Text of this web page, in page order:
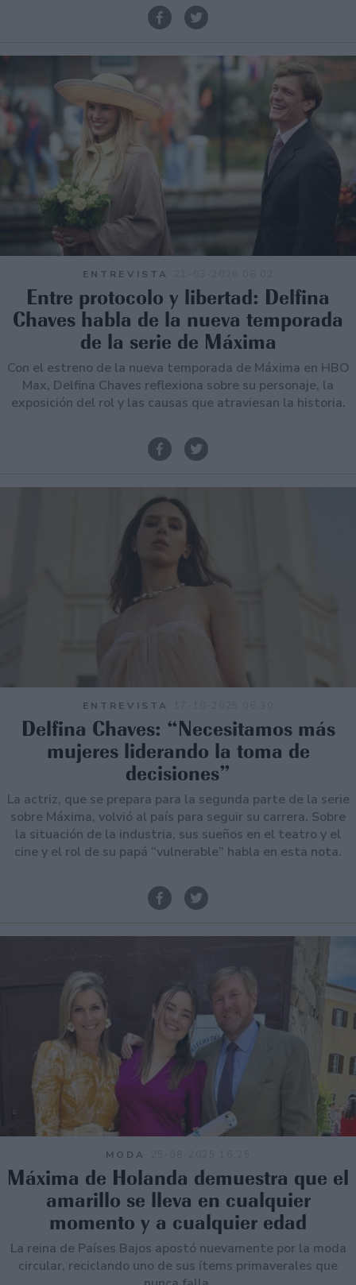
ENTREVISTA
Entre protocolo y libertad: Delfina
Chaves habla de la nueva temporada
de la serie de Máxima
Con el estreno de la nueva temporada de Máxima en HBO
Max, Delfina Chaves reflexiona sobre su personaje, la
exposición del rol y las causas que atraviesan la historia.
ENTREVISTA
Delfina Chaves: “Necesitamos más
mujeres liderando la toma de
decisiones”
La actriz, que se prepara para la segunda parte de la serie
sobre Máxima, volvió al país para seguir su carrera. Sobre
la situación de la industria, sus sueños en el teatro y el
cine y el rol de su papá “vulnerable” habla en esta nota.
MODA
Máxima de Holanda demuestra que el
amarillo se lleva en cualquier
momento y a cualquier edad
La reina de Países Bajos apostó nuevamente por la moda
circular, reciclando uno de sus ítems primaverales que